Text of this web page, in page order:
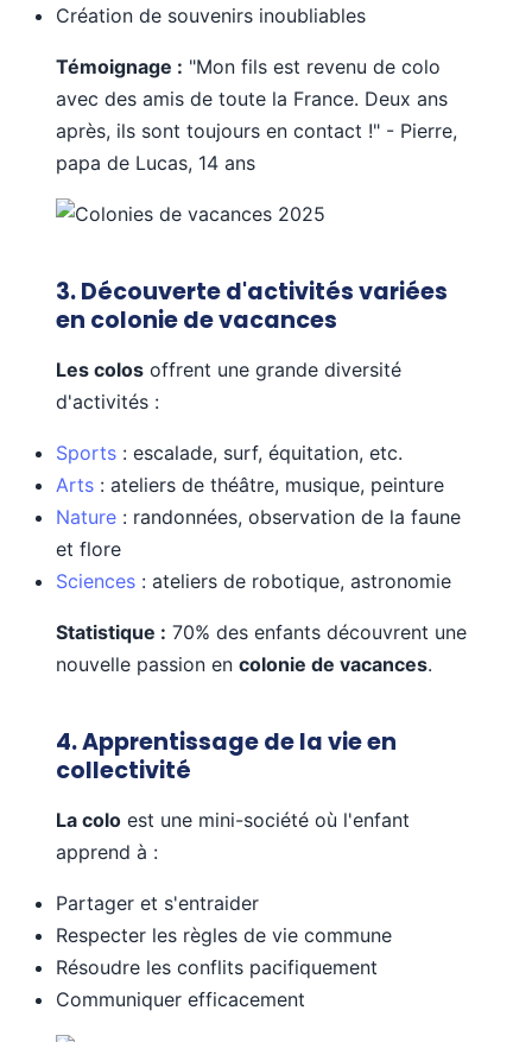
Création de souvenirs inoubliables
Témoignage : "Mon fils est revenu de colo
avec des amis de toute la France. Deux ans
après, ils sont toujours en contact !" - Pierre,
papa de Lucas, 14 ans
3. Découverte d'activités variées
en colonie de vacances
Les colos offrent une grande diversité
d'activités :
Sports : escalade, surf, équitation, etc.
Arts : ateliers de théâtre, musique, peinture
Nature : randonnées, observation de la faune
et flore
Sciences : ateliers de robotique, astronomie
Statistique : 70% des enfants découvrent une
nouvelle passion en colonie de vacances.
4. Apprentissage de la vie en
collectivité
La colo est une mini-société où l'enfant
apprend à :
Partager et s'entraider
Respecter les règles de vie commune
Résoudre les conflits pacifiquement
Communiquer efficacement